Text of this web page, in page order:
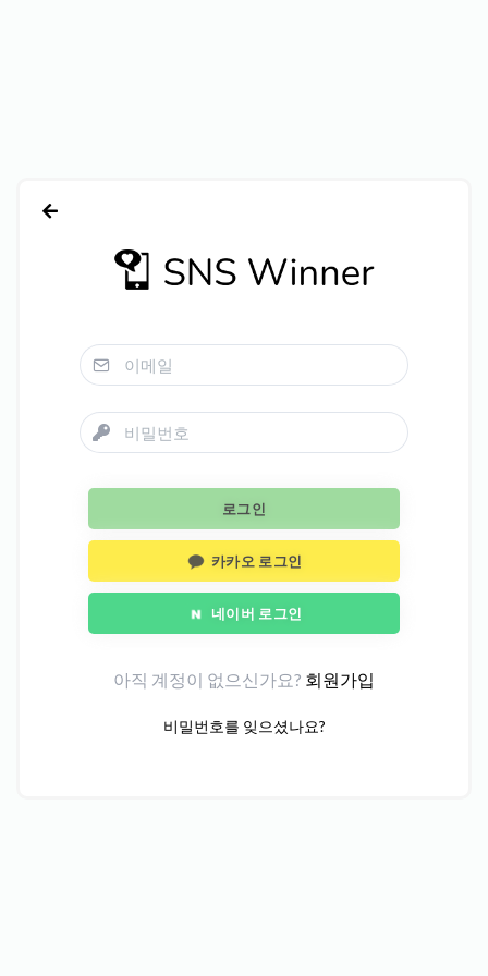
로그인
카카오 로그인
네이버 로그인
아직 계정이 없으신가요? 회원가입
비밀번호를 잊으셨나요?